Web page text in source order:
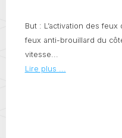
But : L’activation des
feux anti-brouillard du
vitesse...
Lire plus ...